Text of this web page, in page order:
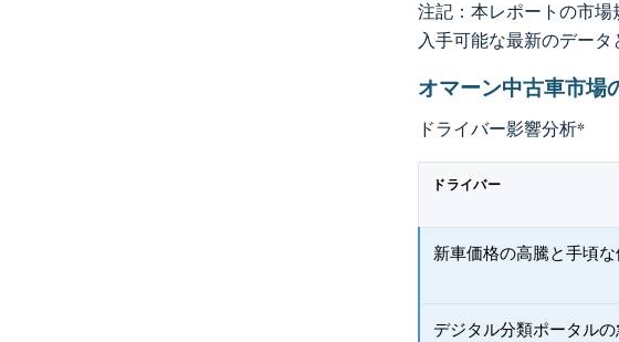
注記：本レポートの市場
入手可能な最新のデータ
オマーン中古車市場
ドライバー影響分析*
ドライバー
新車価格の高騰と手頃
デジタル分類ポータル